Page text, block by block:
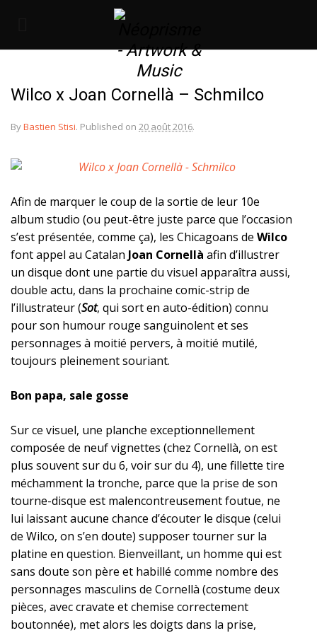
Wilco x Joan Cornellà – Schmilco
ByBastien Stisi. Published on 20 août 2016.
Afin de marquer le coup de la sortie de leur 10e
album studio (ou peut-être juste parce que l’occasion
s’est présentée, comme ça), les Chicagoans de Wilco
font appel au Catalan Joan Cornellà afin d’illustrer
un disque dont une partie du visuel apparaîtra aussi,
double actu, dans la prochaine comic-strip de
l’illustrateur (Sot, qui sort en auto-édition) connu
pour son humour rouge sanguinolent et ses
personnages à moitié pervers, à moitié mutilé,
toujours pleinement souriant.
Bon papa, sale gosse
Sur ce visuel, une planche exceptionnellement
composée de neuf vignettes (chez Cornellà, on est
plus souvent sur du 6, voir sur du 4), une fillette tire
méchamment la tronche, parce que la prise de son
tourne-disque est malencontreusement foutue, ne
lui laissant aucune chance d’écouter le disque (celui
de Wilco, on s’en doute) supposer tourner sur la
platine en question. Bienveillant, un homme qui est
sans doute son père et habillé comme nombre des
personnages masculins de Cornellà (costume deux
pièces, avec cravate et chemise correctement
boutonnée), met alors les doigts dans la prise,